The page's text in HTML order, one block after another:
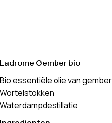
Ladrome Gember bio
Bio essentiële olie van gember
Wortelstokken
Waterdampdestillatie